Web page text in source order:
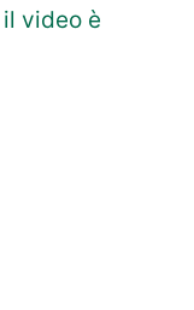
video è